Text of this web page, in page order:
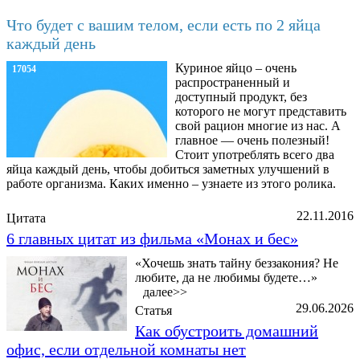
Что будет с вашим телом, если есть по 2 яйца
каждый день
17054
Куриное яйцо – очень
распространенный и
доступный продукт, без
которого не могут представить
свой рацион многие из нас. А
главное — очень полезный!
Стоит употреблять всего два
яйца каждый день, чтобы добиться заметных улучшений в
работе организма. Каких именно – узнаете из этого ролика.
22.11.2016
Цитата
6 главных цитат из фильма «Монах и бес»
«Хочешь знать тайну беззакония? Не
любите, да не любимы будете…»
далее>>
29.06.2026
Статья
Как обустроить домашний
офис, если отдельной комнаты нет